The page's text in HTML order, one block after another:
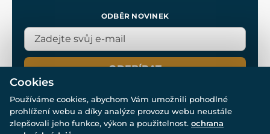
ODBĚR NOVINEK
ODEBÍRAT
Cookies
Používáme cookies, abychom Vám umožnili pohodlné
prohlížení webu a díky analýze provozu webu neustále
zlepšovali jeho funkce, výkon a použitelnost. ochrana